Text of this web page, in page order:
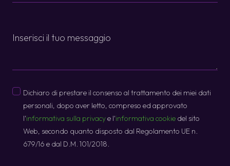
Privacy
Dichiaro di prestare il consenso al trattamento dei miei dati
personali, dopo aver letto, compreso ed approvato
l'informativa sulla privacye l'informativa cookie del sito
Web, secondo quanto disposto dal Regolamento UE n.
679/16 e dal D.M. 101/2018.